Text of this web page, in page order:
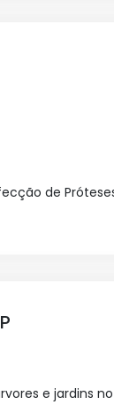
de
e jardins